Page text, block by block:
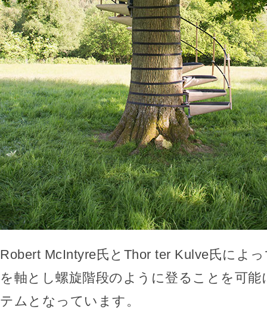
Robert McIntyre氏とThor ter Kulve氏によ
を軸とし螺旋階段のように登ることを可
テムとなっています。